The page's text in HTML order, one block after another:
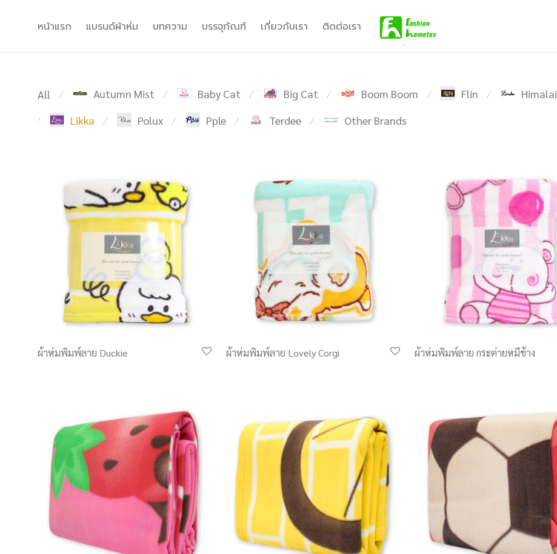
หน้าแรก แบรนด์ผ้าห่ม บทความ บรรจุภัณฑ์ เกี่ยวกับเรา ติดต่อเรา
All ⁄ Autumn Mist ⁄ Baby Cat ⁄ Big Cat ⁄ Boom Boom ⁄ Flin ⁄ Himalai
⁄ Likka ⁄ Polux ⁄ Pple ⁄ Terdee ⁄ Other Brands
ผ้าห่มพิมพ์ลาย Duckie ผ้าห่มพิมพ์ลาย Lovely Corgi ผ้าห่มพิมพ์ลาย กระต่ายหมีช้าง